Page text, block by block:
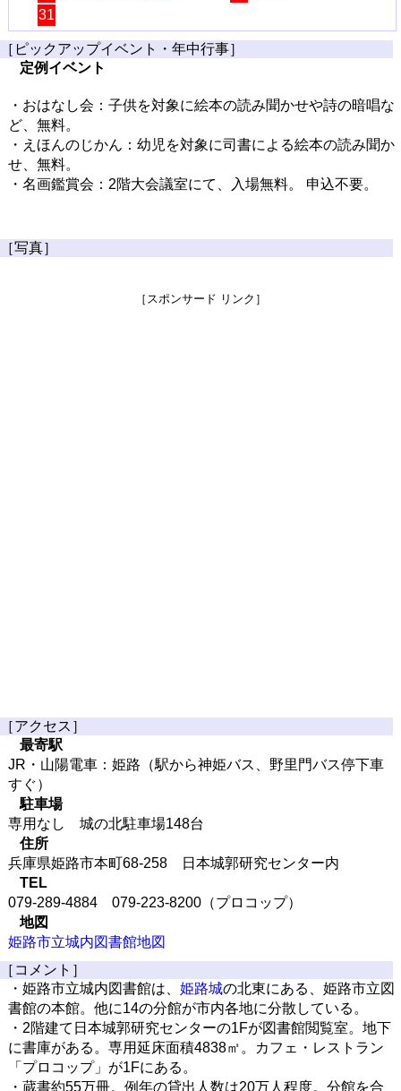
31
［ピックアップイベント・年中行事］
定例イベント
・おはなし会：子供を対象に絵本の読み聞かせや詩の暗唱な
ど、無料。
・えほんのじかん：幼児を対象に司書による絵本の読み聞か
せ、無料。
・名画鑑賞会：2階大会議室にて、入場無料。 申込不要。
［写真］
［スポンサード リンク］
［アクセス］
最寄駅
JR・山陽電車：姫路（駅から神姫バス、野里門バス停下車
すぐ）
駐車場
専用なし 城の北駐車場148台
住所
兵庫県姫路市本町68-258 日本城郭研究センター内
TEL
079-289-4884 079-223-8200（プロコップ）
地図
姫路市立城内図書館地図
［コメント］
・姫路市立城内図書館は、 姫路城の北東にある、姫路市立図
書館の本館。他に14の分館が市内各地に分散している。
・2階建て日本城郭研究センターの1Fが図書館閲覧室。地下
に書庫がある。専用延床面積4838㎡。カフェ・レストラン
「プロコップ」が1Fにある。
・蔵書約55万冊。例年の貸出人数は20万人程度。分館を合